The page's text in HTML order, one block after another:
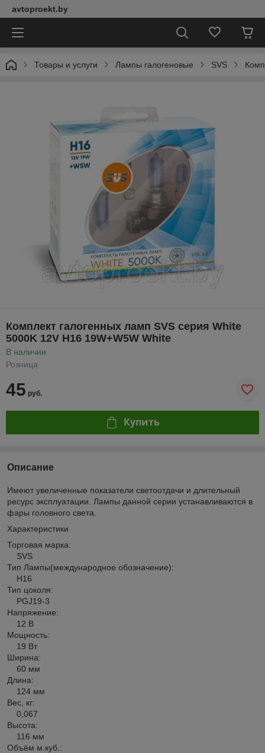
avtoproekt.by
Товары и услуги Лампы галогеновые SVS
Комплект галогенных ламп SVS серия White
5000K 12V H16 19W+W5W White
В наличии
Розница
45 руб.
Купить
Описание
Имеют увеличенные показатели светоотдачи и длительный
ресурс эксплуатации. Лампы данной серии устанавливаются в
фары головного света.
Характеристики
Торговая марка:
SVS
Тип Лампы(международное обозначение):
H16
Тип цоколя:
PGJ19-3
Напряжение:
12 В
Мощность:
19 Вт
Ширина:
60 мм
Длина:
124 мм
Вес, кг:
0,067
Высота:
116 мм
Объём м.куб.: